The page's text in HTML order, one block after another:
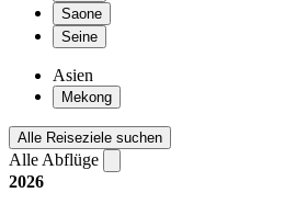
Saone
Seine
Asien
Mekong
Alle Reiseziele suchen
Alle Abflüge
2026